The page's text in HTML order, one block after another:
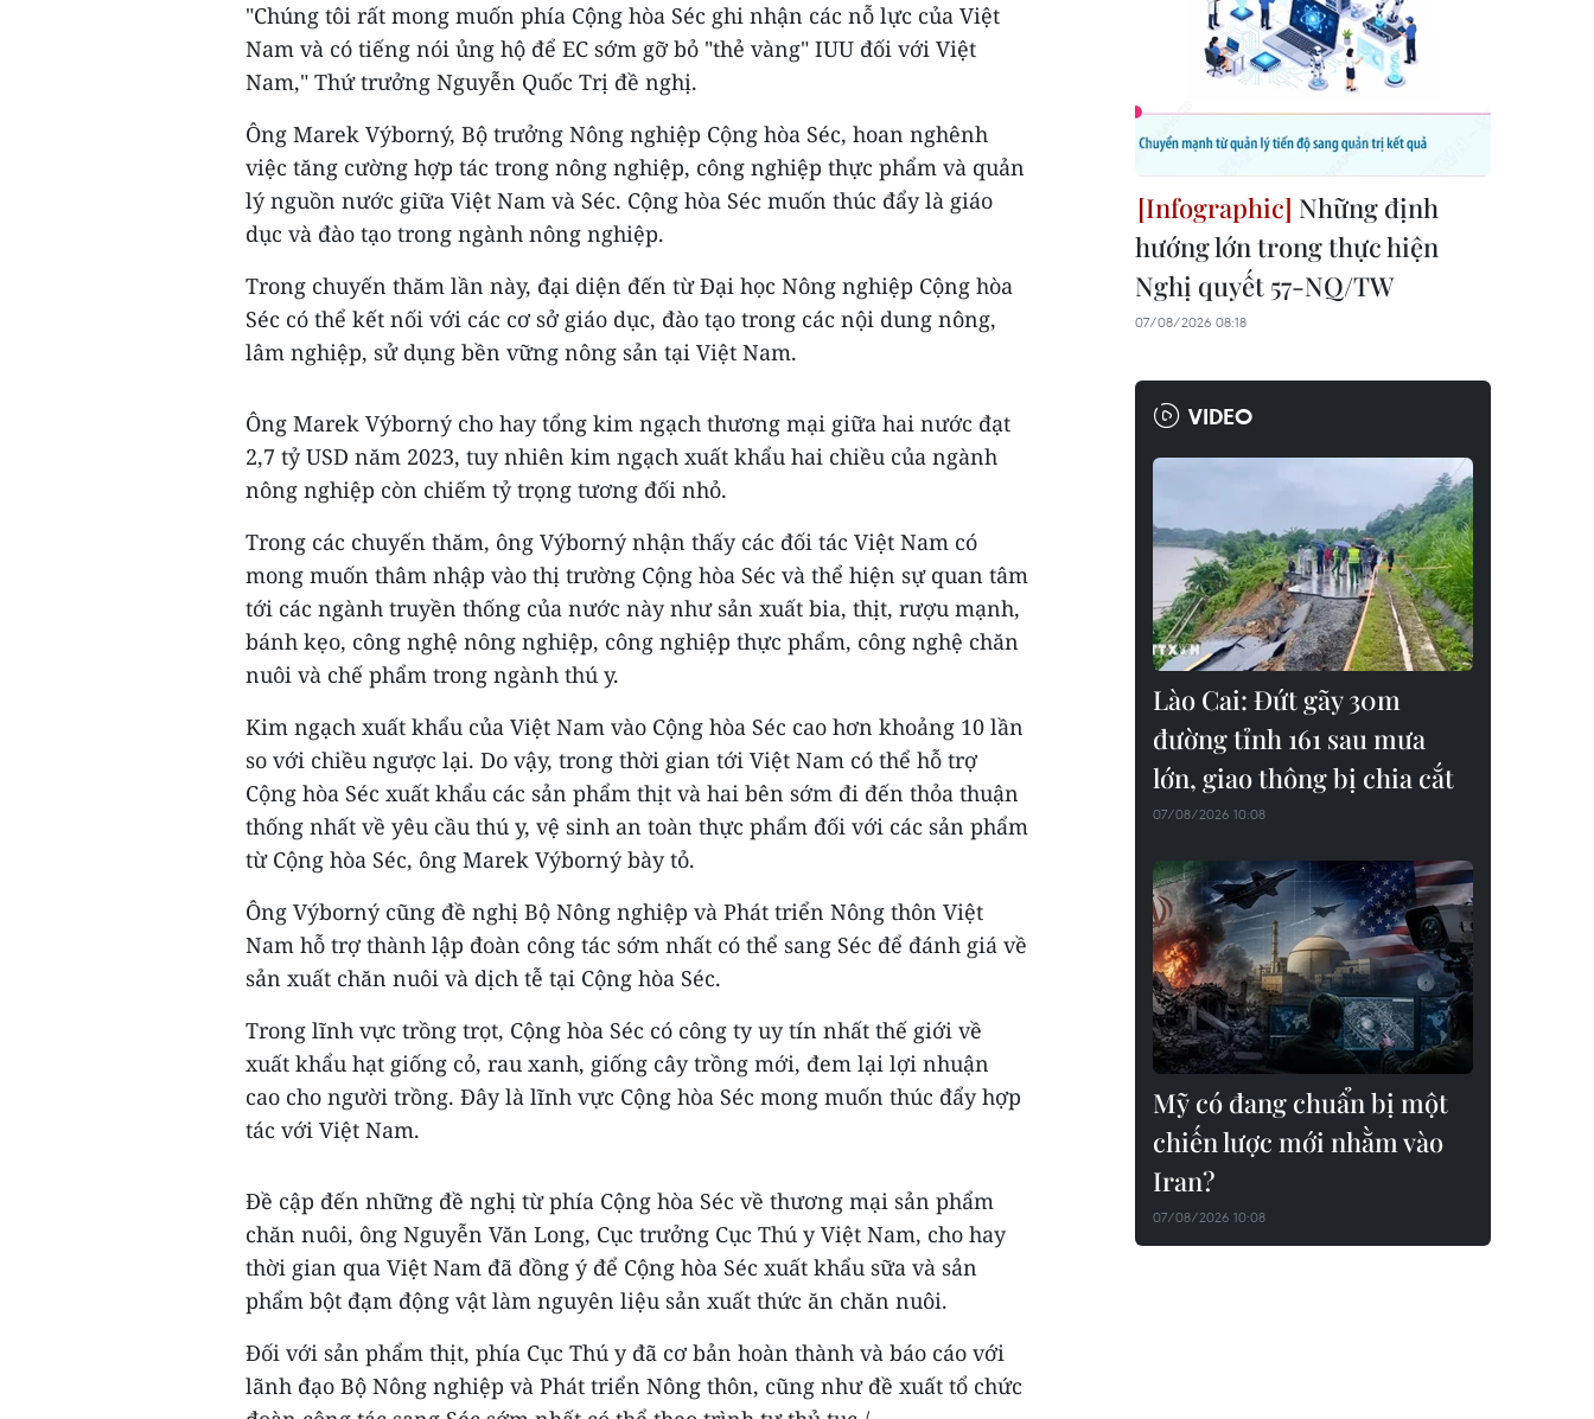
"Chúng tôi rất mong muốn phía Cộng hòa Séc ghi nhận các nỗ lực của Việt
Nam và có tiếng nói ủng hộ để EC sớm gỡ bỏ "thẻ vàng" IUU đối với Việt
Nam," Thứ trưởng Nguyễn Quốc Trị đề nghị.
Ông Marek Výborný, Bộ trưởng Nông nghiệp Cộng hòa Séc, hoan nghênh
việc tăng cường hợp tác trong nông nghiệp, công nghiệp thực phẩm và quản
lý nguồn nước giữa Việt Nam và Séc. Cộng hòa Séc muốn thúc đẩy là giáo
dục và đào tạo trong ngành nông nghiệp.
Trong chuyến thăm lần này, đại diện đến từ Đại học Nông nghiệp Cộng hòa
Séc có thể kết nối với các cơ sở giáo dục, đào tạo trong các nội dung nông,
lâm nghiệp, sử dụng bền vững nông sản tại Việt Nam.
Ông Marek Výborný cho hay tổng kim ngạch thương mại giữa hai nước đạt
2,7 tỷ USD năm 2023, tuy nhiên kim ngạch xuất khẩu hai chiều của ngành
nông nghiệp còn chiếm tỷ trọng tương đối nhỏ.
Trong các chuyến thăm, ông Výborný nhận thấy các đối tác Việt Nam có
mong muốn thâm nhập vào thị trường Cộng hòa Séc và thể hiện sự quan tâm
tới các ngành truyền thống của nước này như sản xuất bia, thịt, rượu mạnh,
bánh kẹo, công nghệ nông nghiệp, công nghiệp thực phẩm, công nghệ chăn
nuôi và chế phẩm trong ngành thú y.
Kim ngạch xuất khẩu của Việt Nam vào Cộng hòa Séc cao hơn khoảng 10 lần
so với chiều ngược lại. Do vậy, trong thời gian tới Việt Nam có thể hỗ trợ
Cộng hòa Séc xuất khẩu các sản phẩm thịt và hai bên sớm đi đến thỏa thuận
thống nhất về yêu cầu thú y, vệ sinh an toàn thực phẩm đối với các sản phẩm
từ Cộng hòa Séc, ông Marek Výborný bày tỏ.
Ông Výborný cũng đề nghị Bộ Nông nghiệp và Phát triển Nông thôn Việt
Nam hỗ trợ thành lập đoàn công tác sớm nhất có thể sang Séc để đánh giá về
sản xuất chăn nuôi và dịch tễ tại Cộng hòa Séc.
Trong lĩnh vực trồng trọt, Cộng hòa Séc có công ty uy tín nhất thế giới về
xuất khẩu hạt giống cỏ, rau xanh, giống cây trồng mới, đem lại lợi nhuận
cao cho người trồng. Đây là lĩnh vực Cộng hòa Séc mong muốn thúc đẩy hợp
tác với Việt Nam.
Đề cập đến những đề nghị từ phía Cộng hòa Séc về thương mại sản phẩm
chăn nuôi, ông Nguyễn Văn Long, Cục trưởng Cục Thú y Việt Nam, cho hay
thời gian qua Việt Nam đã đồng ý để Cộng hòa Séc xuất khẩu sữa và sản
phẩm bột đạm động vật làm nguyên liệu sản xuất thức ăn chăn nuôi.
Đối với sản phẩm thịt, phía Cục Thú y đã cơ bản hoàn thành và báo cáo với
lãnh đạo Bộ Nông nghiệp và Phát triển Nông thôn, cũng như đề xuất tổ chức
Những định
hướng lớn trong thực hiện
Nghị quyết 57-NQ/TW
07/08/2026 08:18
VIDEO
Lào Cai: Đứt gãy 30m
đường tỉnh 161 sau mưa
lớn, giao thông bị chia cắt
07/08/2026 10:08
Mỹ có đang chuẩn bị một
chiến lược mới nhằm vào
Iran?
07/08/2026 10:08